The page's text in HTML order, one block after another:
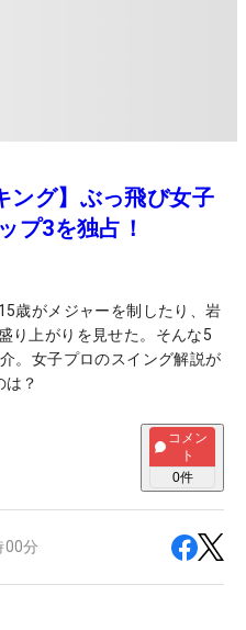
ング】ぶっ飛び女子
プ3を独占！
歳がメジャーを制したり、岩
り上がりを見せた。そんな5
。女子プロのスイング解説が
は？
コメン
ト
0件
00分